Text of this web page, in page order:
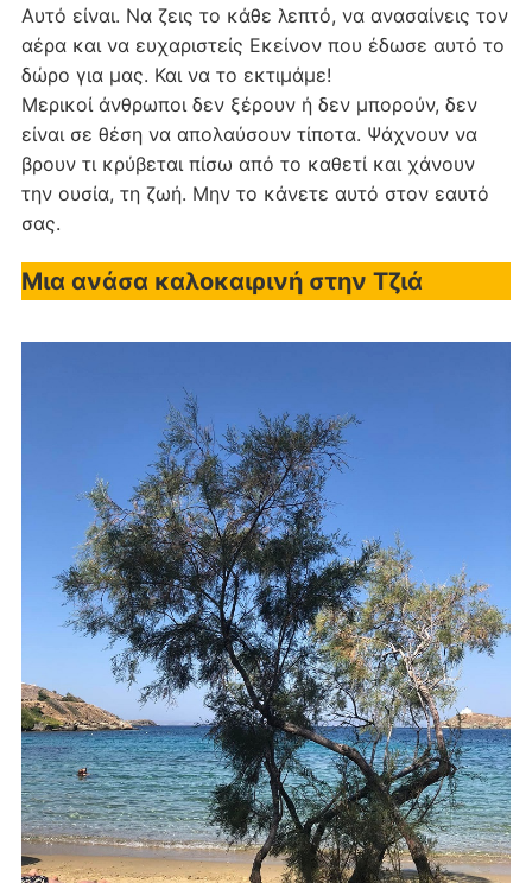
Αυτό είναι. Να ζεις το κάθε λεπτό, να ανασαίνεις τον
αέρα και να ευχαριστείς Εκείνον που έδωσε αυτό το
δώρο για μας. Και να το εκτιμάμε!
Μερικοί άνθρωποι δεν ξέρουν ή δεν μπορούν, δεν
είναι σε θέση να απολαύσουν τίποτα. Ψάχνουν να
βρουν τι κρύβεται πίσω από το καθετί και χάνουν
την ουσία, τη ζωή. Μην το κάνετε αυτό στον εαυτό
σας.
Μια ανάσα καλοκαιρινή στην Τζιά